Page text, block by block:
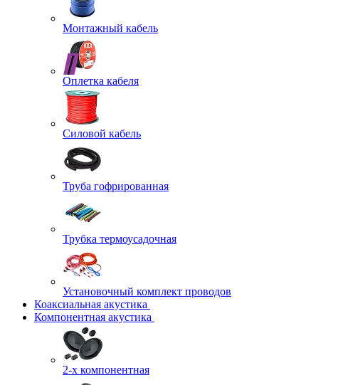
Монтажный кабель
Оплетка кабеля
Силовой кабель
Труба гофрированная
Трубка термоусадочная
Установочный комплект проводов
Коаксиальная акустика
Компонентная акустика
2-х компонентная